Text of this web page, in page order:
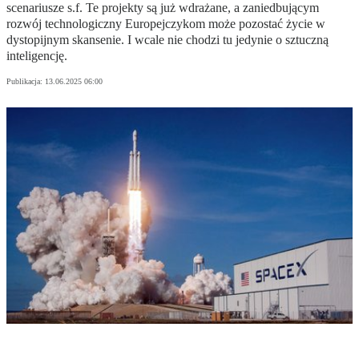
scenariusze s.f. Te projekty są już wdrażane, a zaniedbującym
rozwój technologiczny Europejczykom może pozostać życie w
dystopijnym skansenie. I wcale nie chodzi tu jedynie o sztuczną
inteligencję.
Publikacja: 13.06.2025 06:00